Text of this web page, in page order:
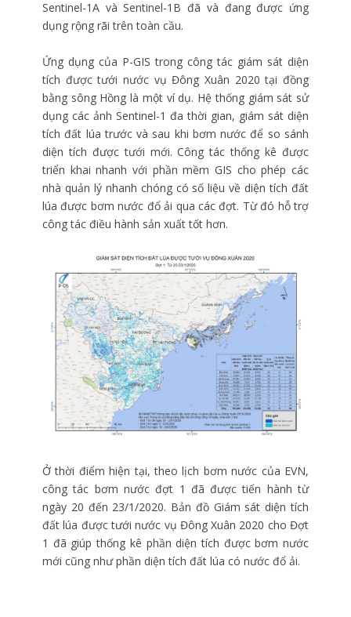
Sentinel-1A và Sentinel-1B đã và đang được ứng
dụng rộng rãi trên toàn cầu.
Ứng dụng của P-GIS trong công tác giám sát diện
tích được tưới nước vụ Đông Xuân 2020 tại đồng
bằng sông Hồng là một ví dụ. Hệ thống giám sát sử
dụng các ảnh Sentinel-1 đa thời gian, giám sát diện
tích đất lúa trước và sau khi bơm nước để so sánh
diện tích được tưới mới. Công tác thống kê được
triển khai nhanh với phần mềm GIS cho phép các
nhà quản lý nhanh chóng có số liệu về diện tích đất
lúa được bơm nước đổ ải qua các đợt. Từ đó hỗ trợ
công tác điều hành sản xuất tốt hơn.
Ở thời điểm hiện tại, theo lịch bơm nước của EVN,
công tác bơm nước đợt 1 đã được tiến hành từ
ngày 20 đến 23/1/2020. Bản đồ Giám sát diện tích
đất lúa được tưới nước vụ Đông Xuân 2020 cho Đợt
1 đã giúp thống kê phần diện tích được bơm nước
mới cũng như phần diện tích đất lúa có nước đổ ải.